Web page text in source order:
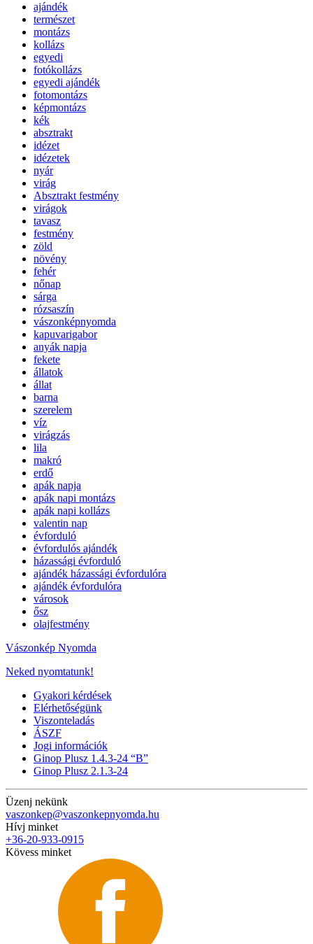
ajándék
természet
montázs
kollázs
egyedi
fotókollázs
egyedi ajándék
fotomontázs
képmontázs
kék
absztrakt
idézet
idézetek
nyár
virág
Absztrakt festmény
virágok
tavasz
festmény
zöld
növény
fehér
nőnap
sárga
rózsaszín
vászonképnyomda
kapuvarigabor
anyák napja
fekete
állatok
állat
barna
szerelem
víz
virágzás
lila
makró
erdő
apák napja
apák napi montázs
apák napi kollázs
valentin nap
évforduló
évfordulós ajándék
házassági évforduló
ajándék házassági évfordulóra
ajándék évfordulóra
városok
ősz
olajfestmény
Vászonkép Nyomda
Neked nyomtatunk!
Gyakori kérdések
Elérhetőségünk
Viszonteladás
ÁSZF
Jogi információk
Ginop Plusz 1.4.3-24 “B”
Ginop Plusz 2.1.3-24
Üzenj nekünk
vaszonkep@vaszonkepnyomda.hu
Hívj minket
+36-20-933-0915
Kövess minket